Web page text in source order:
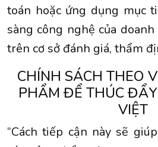
toán hoặc ứng dụng mục
sàng công nghệ của
trên cơ sở đánh giá, thẩm
CHÍNH SÁCH THEO
PHẨM ĐỂ THÚC
VIỆT
“Cách tiếp cận này sẽ